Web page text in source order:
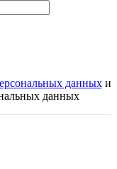
данныхи
данных